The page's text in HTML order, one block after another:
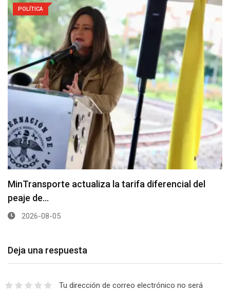
POLÍTICA
MinTransporte actualiza la tarifa diferencial del
peaje de…
2026-08-05
Deja una respuesta
Tu dirección de correo electrónico no será